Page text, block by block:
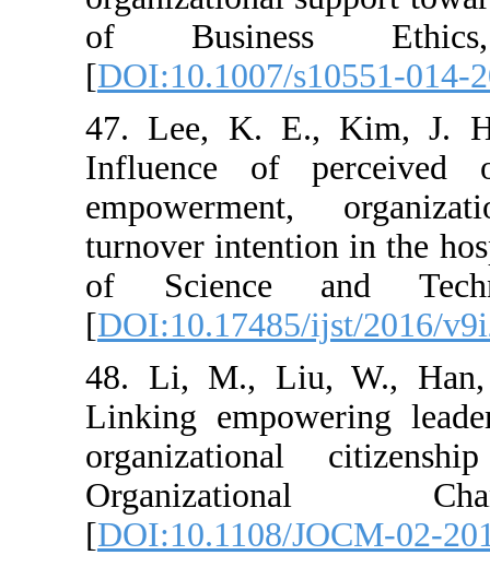
of
[DOI:10.1007/
47. Lee, K.
Influence of
turnover
of Science
[
48. Li, M.,
Linking
[DOI:10.1108/